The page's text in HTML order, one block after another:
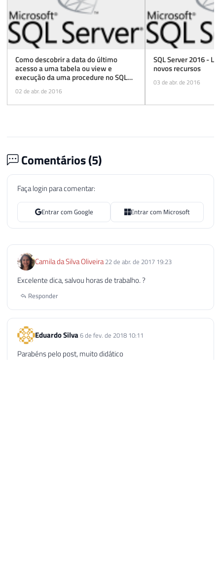
Como descobrir a data do último
acesso a uma tabela ou view e
execução da uma procedure no SQL
Server
02 de abr. de 2016
SQL Server 2016 -
novos recursos
03 de abr. de 2016
Comentários (5)
Faça login para comentar:
Entrar com Google Entrar com Microsoft
Camila da Silva Oliveira 22 de abr. de 2017 19:23
Excelente dica, salvou horas de trabalho. ?
Responder
Eduardo Silva6 de fev. de 2018 10:11
Parabéns pelo post, muito didático